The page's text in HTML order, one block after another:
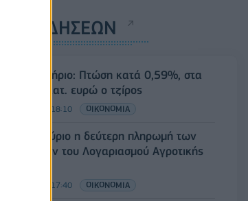
ΡΟΗ ΕΙΔΗΣΕΩΝ
Χρηματιστήριο: Πτώση κατά 0,59%, στα
320,42 εκατ. ευρώ ο τζίρος
06/08/2026 - 18:10 ΟΙΚΟΝΟΜΙΑ
ΟΠΕΚΑ: Αύριο η δεύτερη πληρωμή των
δικαιούχων του Λογαριασμού Αγροτικής
06/08/2026 - 17:40 ΟΙΚΟΝΟΜΙΑ